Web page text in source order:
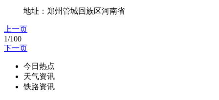
地址：郑州管城回族区河南省
上一页
1/100
下一页
今日热点
天气资讯
铁路资讯